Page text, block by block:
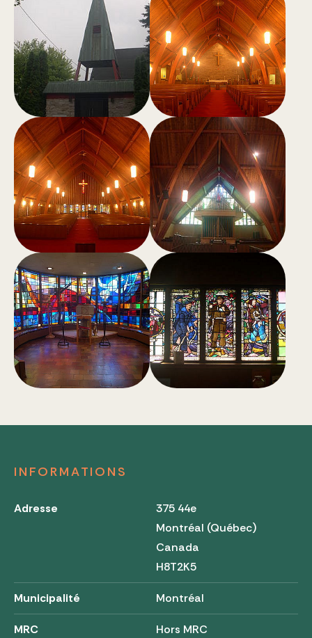
INFORMATIONS
Adresse
375 44e
Montréal (Québec)
Canada
H8T2K5
Municipalité Montréal
MRC Hors MRC